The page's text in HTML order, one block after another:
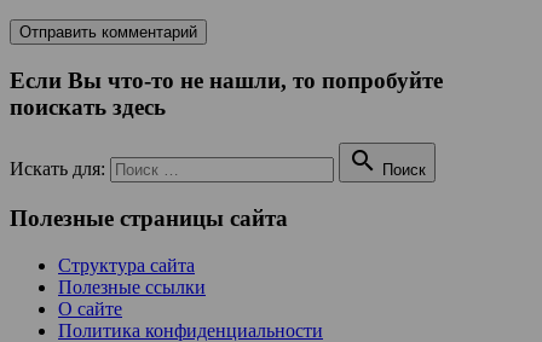
Если Вы что-то не нашли, то попробуйте
поискать здесь
Искать для:  Поиск
Полезные страницы сайта
Структура сайта
Полезные ссылки
О сайте
Политика конфиденциальности